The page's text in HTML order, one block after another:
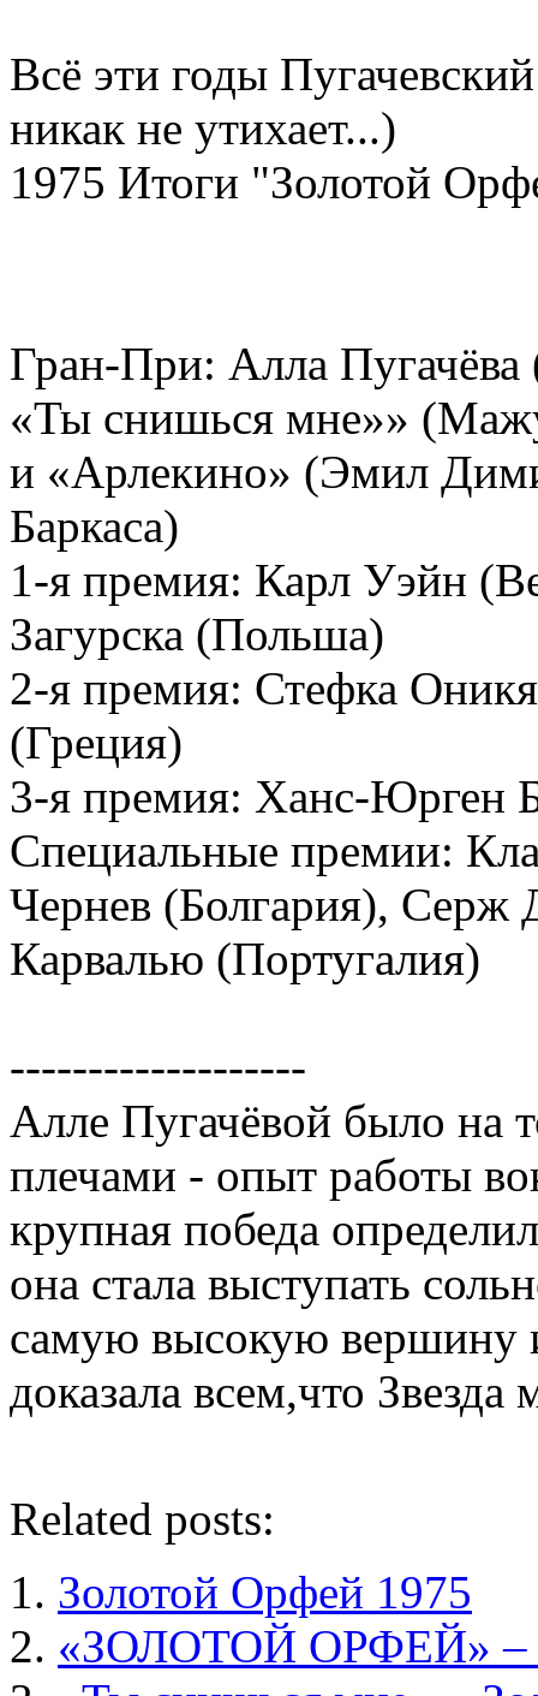
Всё эти годы
никак не утихает...)
1975 Итоги "Золотой
Гран-При: Алла
«Ты снишься мне»»
и «Арлекино» (Эмил
Баркаса)
1-я премия: Карл Уэйн
Загурска (Польша)
2-я премия: Стефка
(Греция)
3-я премия: Ханс-Юрген
Специальные премии:
Чернев (Болгария), Серж
Карвалью (Португалия)
-------------------
Алле Пугачёвой было на
плечами - опыт работы
крупная победа
она стала выступать
самую высокую вершину
доказала всем,что
Related posts:
Золотой Орфей 1975
«ЗОЛОТОЙ ОРФЕЙ» –